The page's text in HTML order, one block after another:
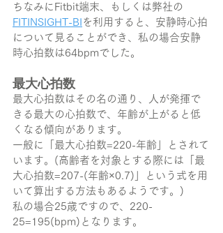
ちなみにFitbit端末、もしくは弊社の
FITINSIGHT-BI を利用すると、安静時心拍
について見ることができ、私の場合安静
時心拍数は64bpmでした。
最大心拍数
最大心拍数はその名の通り、人が発揮で
きる最大の心拍数で、年齢が上がると低
くなる傾向があります。
一般に「最大心拍数=220-年齢」とされて
います。(高齢者を対象とする際には「最
大心拍数=207-(年齢×0.7)」という式を用
いて算出する方法もあるようです。)
私の場合25歳ですので、220-
25=195(bpm)となります。